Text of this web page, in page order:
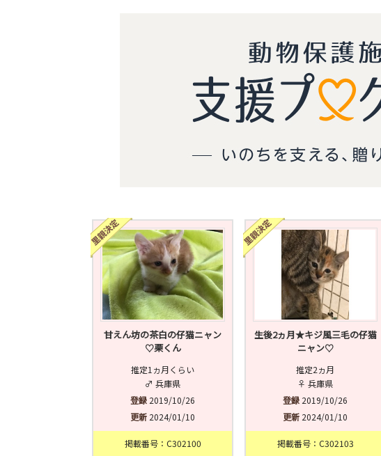
甘えん坊の茶白の仔猫ニャン
♡栗くん
推定1ヵ月くらい
♂ 兵庫県
登録 2019/10/26
更新 2024/01/10
掲載番号：C302100
生後2ヵ月★キジ風三毛の仔猫
ニャン♡
推定2ヵ月
♀ 兵庫県
登録 2019/10/26
更新 2024/01/10
掲載番号：C302103